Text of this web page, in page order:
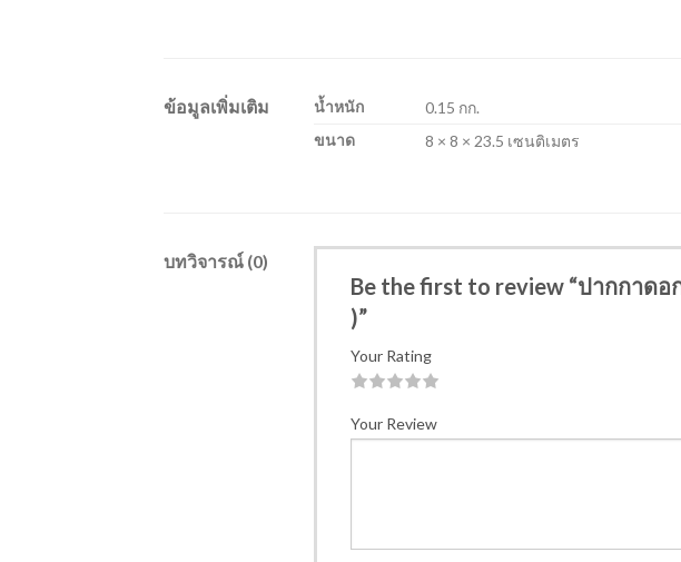
ข้อมูลเพิ่มเติม น้ำหนัก
0.15 กก.
ขนาด
8 × 8 × 23.5 เซนติเมตร
บทวิจารณ์ (0)
Be the first to review “ปากกาด
)”
Your Rating
Your Review